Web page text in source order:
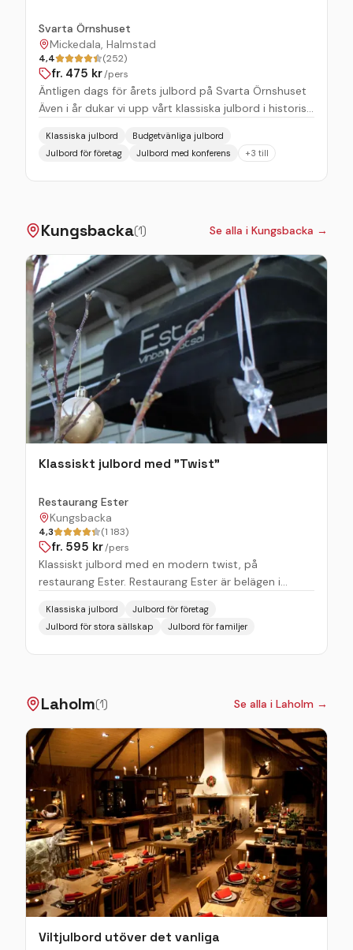
Svarta Örnshuset
Mickedala, Halmstad
4,4 (252)
fr. 475 kr/pers
Äntligen dags för årets julbord på Svarta Örnshuset
Även i år dukar vi upp vårt klassiska julbord i historisk
alla läckerheter. Med omsorg och kärlek bjuder vi på
en smakupplevelse där både klassiska favoriter och
utvalda specialiteter får sin självklara plats. För er
traditionella rätterna, perfekt för både familj, vänner
smaker mitt på dagen serverar vi vår uppskattade
jullunch. Låt oss bjuda in dig till en härlig paus i
vintermörkret med vår traditionella jullunch, serverad
i vår vackra lokal. En generös buffé med alla klassiska
inslag som skapar en varm och stämningsfull
upplevelse för både företag, familj och vänner. Samla
familj, vänner eller kollegor och njut av julens magi
hos oss på Svarta Örnshuset. Välkomna att boka ert
bord och skapa minnen som värmer hela vintern!
Klassiska julbord
Budgetvänliga julbord
Julbord för företag
Julbord med konferens +3 till
Kungsbacka(1) Se alla i Kungsbacka →
Klassiskt julbord med "Twist"
Restaurang Ester
Kungsbacka
4,3 (1 183)
fr. 595 kr/pers
Klassiskt julbord med en modern twist, på
restaurang Ester. Restaurang Ester är belägen i
Centrala Göteborg. Här serveras svenska smaker
som möter resten av världen som tillagas på råvaror
efter säsong och av högsta kvalité. Detta speglar
Klassiska julbord
Julbord för företag
Julbord för stora sällskap
Julbord för familjer
Laholm(1) Se alla i Laholm →
Viltjulbord utöver det vanliga